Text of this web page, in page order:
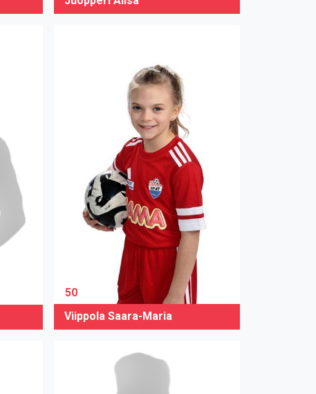
50
Viippola Saara-Maria